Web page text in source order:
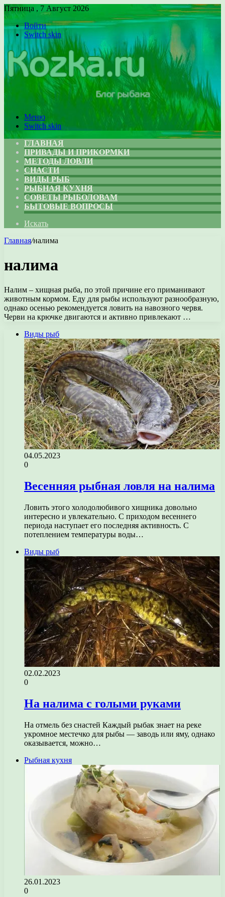
Пятница , 7 Август 2026
Войти
Switch skin
Меню
Switch skin
ГЛАВНАЯ
ПРИВАДЫ И ПРИКОРМКИ
МЕТОДЫ ЛОВЛИ
СНАСТИ
ВИДЫ РЫБ
РЫБНАЯ КУХНЯ
СОВЕТЫ РЫБОЛОВАМ
БЫТОВЫЕ ВОПРОСЫ
Искать
Главная/налима
налима
Налим – хищная рыба, по этой причине его приманивают
животным кормом. Еду для рыбы используют разнообразную,
однако осенью рекомендуется ловить на навозного червя.
Черви на крючке двигаются и активно привлекают …
Виды рыб
04.05.2023
0
Весенняя рыбная ловля на налима
Ловить этого холодолюбивого хищника довольно
интересно и увлекательно. С приходом весеннего
периода наступает его последняя активность. С
потеплением температуры воды…
Виды рыб
02.02.2023
0
На налима с голыми руками
На отмель без снастей Каждый рыбак знает на реке
укромное местечко для рыбы — заводь или яму, однако
оказывается, можно…
Рыбная кухня
26.01.2023
0